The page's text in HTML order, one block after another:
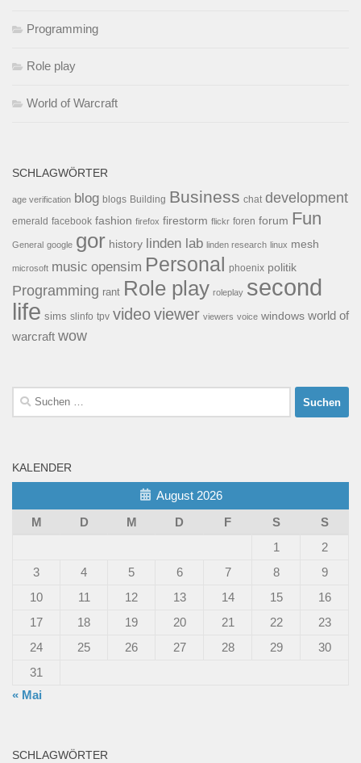
Programming
Role play
World of Warcraft
SCHLAGWÖRTER
age verification blog blogs Building Business chat development
emerald facebook fashion firefox firestorm flickr foren forum Fun
General google gor history linden lab linden research linux mesh
microsoft music opensim Personal phoenix politik
Programming rant Role play roleplay second
life sims slinfo tpv videoviewer viewers voice windows world of
warcraft wow
Suchen
nach:
KALENDER
August 2026
M
D M D F S
S
1
2
3
4 5 6 7 8
9
10
11 12 13 14 15
16
17
18 19 20 21 22
23
24
25 26 27 28 29
30
31
« Mai
SCHLAGWÖRTER